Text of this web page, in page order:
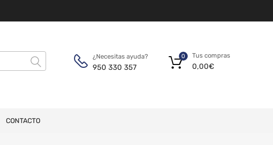
¿Necesitas ayuda?
950 330 357
Tus compras
0,00€
0
CONTACTO